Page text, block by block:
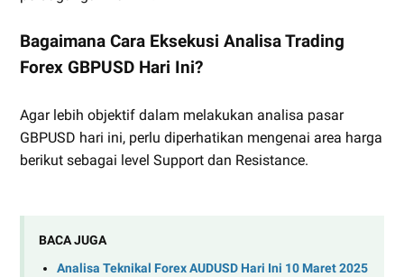
Bagaimana Cara Eksekusi Analisa Trading
Forex GBPUSD Hari Ini?
Agar lebih objektif dalam melakukan analisa pasar
GBPUSD hari ini, perlu diperhatikan mengenai area harga
berikut sebagai level Support dan Resistance.
BACA JUGA
Analisa Teknikal Forex AUDUSD Hari Ini 10 Maret 2025